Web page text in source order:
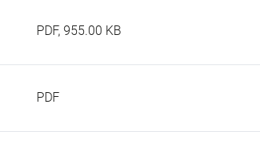
PDF, 955.00 KB
PDF